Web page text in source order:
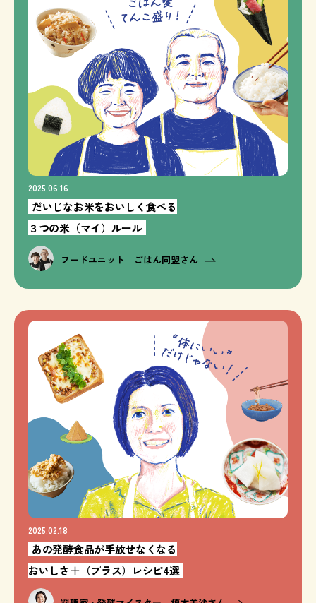
2025.06.16
だいじなお米をおいしく食べる
３つの米（マイ）ルール
フードユニット ごはん同盟さん
2025.02.18
あの発酵食品が手放せなくなる
おいしさ＋（プラス）レシピ4選